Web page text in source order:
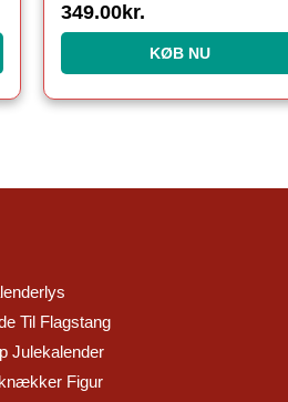
349.00kr.
KØB NU
Til Flagstang
Julekalender
Figur